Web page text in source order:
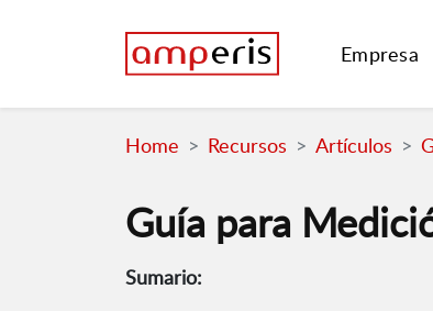
Empresa
Home Recursos Artículos
Guía para
Sumario: